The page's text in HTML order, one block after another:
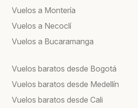
Vuelos a Montería
Vuelos a Necoclí
Vuelos a Bucaramanga
Vuelos baratos desde Bogotá
Vuelos baratos desde Medellín
Vuelos baratos desde Cali